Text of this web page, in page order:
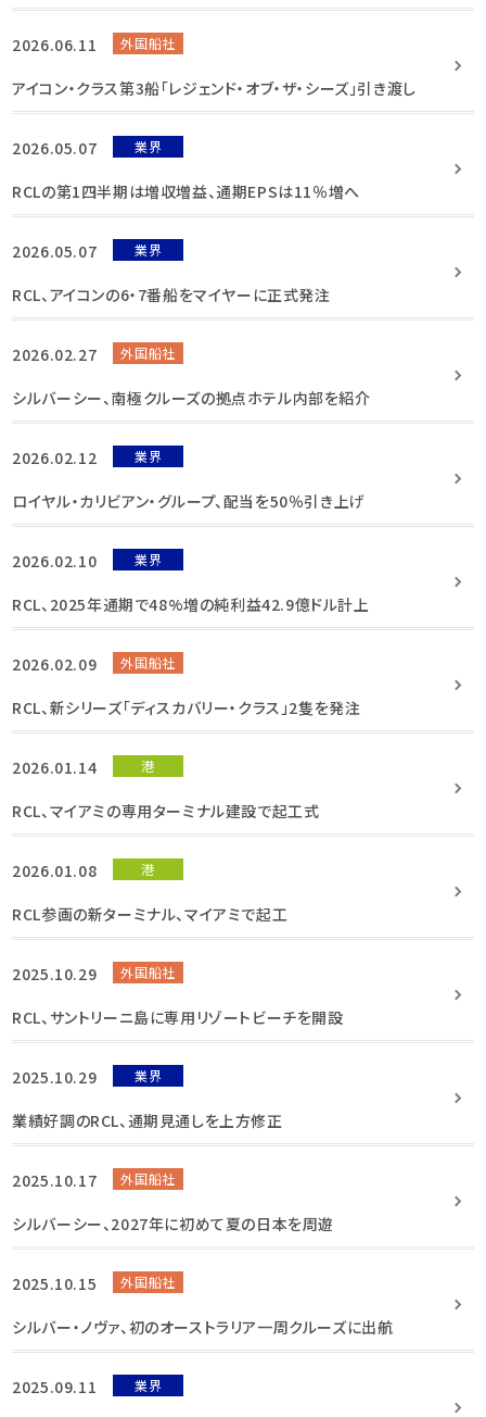
2026.06.11 外国船社
アイコン・クラス第3船「レジェンド・オブ・ザ・シーズ」引き渡し
2026.05.07 業界
RCLの第1四半期は増収増益、通期EPSは11％増へ
2026.05.07 業界
RCL、アイコンの6・7番船をマイヤーに正式発注
2026.02.27 外国船社
シルバーシー、南極クルーズの拠点ホテル内部を紹介
2026.02.12 業界
ロイヤル・カリビアン・グループ、配当を50％引き上げ
2026.02.10 業界
RCL、2025年通期で48%増の純利益42.9億ドル計上
2026.02.09 外国船社
RCL、新シリーズ「ディスカバリー・クラス」2隻を発注
2026.01.14 港
RCL、マイアミの専用ターミナル建設で起工式
2026.01.08 港
RCL参画の新ターミナル、マイアミで起工
2025.10.29 外国船社
RCL、サントリーニ島に専用リゾートビーチを開設
2025.10.29 業界
業績好調のRCL、通期見通しを上方修正
2025.10.17 外国船社
シルバーシー、2027年に初めて夏の日本を周遊
2025.10.15 外国船社
シルバー・ノヴァ、初のオーストラリア一周クルーズに出航
2025.09.11 業界